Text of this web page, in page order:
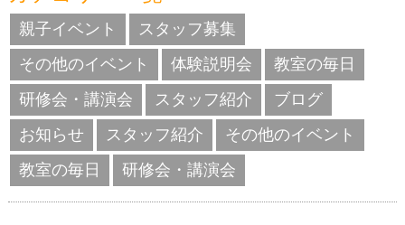
親子イベント
スタッフ募集
その他のイベント
体験説明会
教室の毎日
研修会・講演会
スタッフ紹介
ブログ
お知らせ
スタッフ紹介
その他のイベント
教室の毎日
研修会・講演会